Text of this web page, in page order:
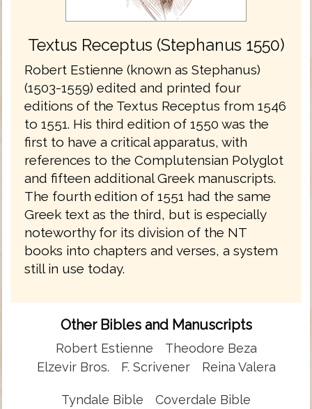
Textus Receptus (Stephanus 1550)
Robert Estienne (known as Stephanus)
(1503-1559) edited and printed four
editions of the Textus Receptus from 1546
to 1551. His third edition of 1550 was the
first to have a critical apparatus, with
references to the Complutensian Polyglot
and fifteen additional Greek manuscripts.
The fourth edition of 1551 had the same
Greek text as the third, but is especially
noteworthy for its division of the NT
books into chapters and verses, a system
still in use today.
Other Bibles and Manuscripts
Robert Estienne
Theodore Beza
Elzevir Bros.
F. Scrivener Reina Valera
Tyndale Bible
Coverdale Bible